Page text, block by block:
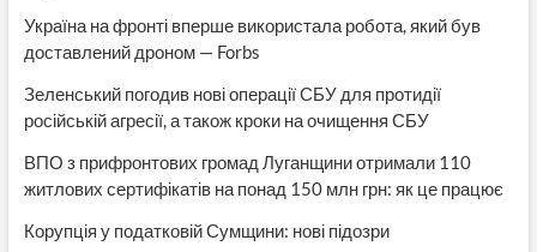
Україна на фронті вперше використала робота, який був
доставлений дроном — Forbs
Зеленський погодив нові операції СБУ для протидії
російській агресії, а також кроки на очищення СБУ
ВПО з прифронтових громад Луганщини отримали 110
житлових сертифікатів на понад 150 млн грн: як це працює
Корупція у податковій Сумщини: нові підозри